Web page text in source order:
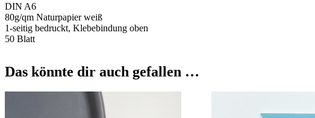
DIN A6
80g/qm Naturpapier weiß
1-seitig bedruckt, Klebebindung oben
50 Blatt
Das könnte dir auch gefallen …